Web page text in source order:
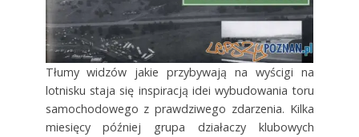
Tłumy widzów jakie przybywają na wyścigi na
lotnisku staja się inspiracją idei wybudowania toru
samochodowego z prawdziwego zdarzenia. Kilka
miesięcy później grupa działaczy klubowych